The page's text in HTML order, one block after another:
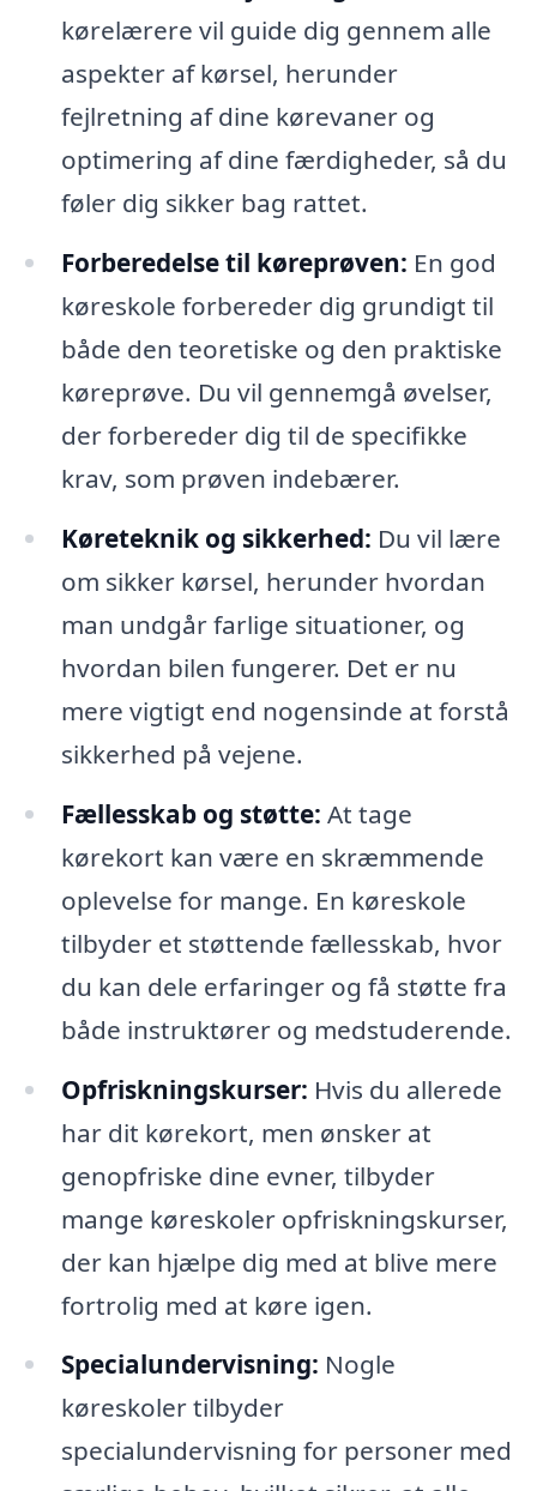
kørelærere vil guide dig gennem alle
aspekter af kørsel, herunder
fejlretning af dine kørevaner og
optimering af dine færdigheder, så du
føler dig sikker bag rattet.
Forberedelse til køreprøven: En god
køreskole forbereder dig grundigt til
både den teoretiske og den praktiske
køreprøve. Du vil gennemgå øvelser,
der forbereder dig til de specifikke
krav, som prøven indebærer.
Køreteknik og sikkerhed: Du vil lære
om sikker kørsel, herunder hvordan
man undgår farlige situationer, og
hvordan bilen fungerer. Det er nu
mere vigtigt end nogensinde at forstå
sikkerhed på vejene.
Fællesskab og støtte: At tage
kørekort kan være en skræmmende
oplevelse for mange. En køreskole
tilbyder et støttende fællesskab, hvor
du kan dele erfaringer og få støtte fra
både instruktører og medstuderende.
Opfriskningskurser: Hvis du allerede
har dit kørekort, men ønsker at
genopfriske dine evner, tilbyder
mange køreskoler opfriskningskurser,
der kan hjælpe dig med at blive mere
fortrolig med at køre igen.
Specialundervisning: Nogle
køreskoler tilbyder
specialundervisning for personer med